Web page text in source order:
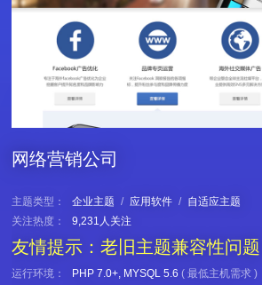
网络营销公司
主题类型： 企业主题 / 应用软件 / 自适应主题
关注热度：
9,231人关注
友情提示：老旧主题兼容性问
运行环境： PHP 7.0+, MYSQL 5.6(最低主机需求 )